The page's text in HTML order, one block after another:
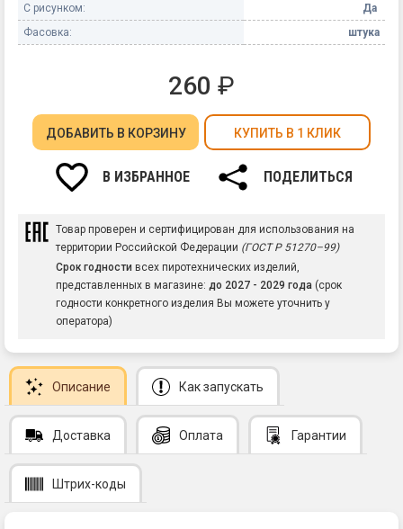
С рисунком:
Да
Фасовка:
штука
260 ₽
ДОБАВИТЬ В КОРЗИНУ КУПИТЬ В 1 КЛИК
В ИЗБРАННОЕ ПОДЕЛИТЬСЯ
Товар проверен и сертифицирован для использования на
территории Российской Федерации (ГОСТ Р 51270–99)
Срок годности всех пиротехнических изделий,
представленных в магазине: до 2027 - 2029 года (срок
годности конкретного изделия Вы можете уточнить у
оператора)
Описание Как запускать
Доставка Оплата Гарантии
Штрих-коды